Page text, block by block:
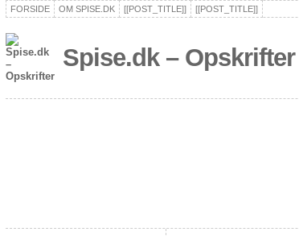
FORSIDE OM SPISE.DK [[POST_TITLE]] [[POST_TITLE]]
Spise.dk – Opskrifter